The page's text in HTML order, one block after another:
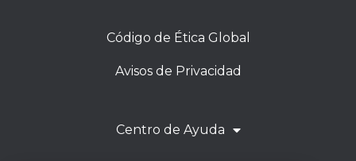
Código de Ética Global
Avisos de Privacidad
Centro de Ayuda